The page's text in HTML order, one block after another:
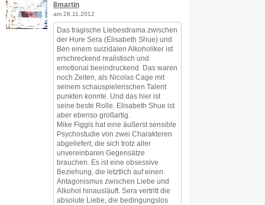
8martin
am 28.11.2012
Das tragische Liebesdrama zwischen
der Hure Sera (Elisabeth Shue) und
Ben einem suizidalen Alkoholiker ist
erschreckend realistisch und
emotional beeindruckend. Das waren
noch Zeiten, als Nicolas Cage mit
seinem schauspielerischen Talent
punkten konnte. Und das hier ist
seine beste Rolle. Elisabeth Shue ist
aber ebenso großartig.
Mike Figgis hat eine äußerst sensible
Psychostudie von zwei Charakteren
abgeliefert, die sich trotz aller
unvereinbaren Gegensätze
brauchen. Es ist eine obsessive
Beziehung, die letztlich auf einen
Antagonismus zwischen Liebe und
Alkohol hinausläuft. Sera vertritt die
absolute Liebe, die bedingungslos